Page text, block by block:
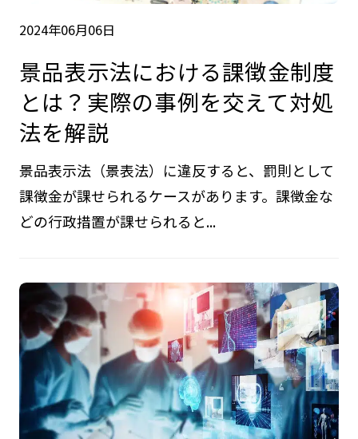
2024年06月06日
景品表示法における課徴金制度
とは？実際の事例を交えて対処
法を解説
景品表示法（景表法）に違反すると、罰則として
課徴金が課せられるケースがあります。課徴金な
どの行政措置が課せられると...